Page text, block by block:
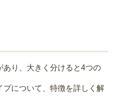
あり、大きく分けると4つの
について、特徴を詳しく解